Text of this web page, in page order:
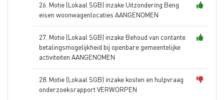
26. Motie (Lokaal SGB) inzake Uitzondering Beng
eisen woonwagenlocaties AANGENOMEN
27. Motie (Lokaal SGB) inzake Behoud van contante
betalingsmogelijkheid bij openbare gemeentelijke
activiteiten AANGENOMEN
28. Motie (Lokaal SGB) inzake kosten en hulpvraag
onderzoeksrapport VERWORPEN